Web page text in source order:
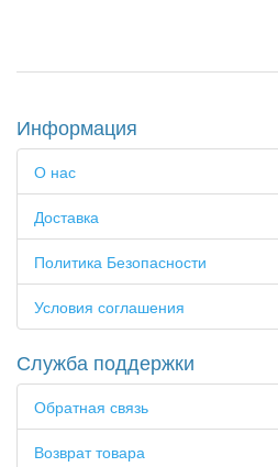
Информация
О нас
Доставка
Политика Безопасности
Условия соглашения
Служба поддержки
Обратная связь
Возврат товара